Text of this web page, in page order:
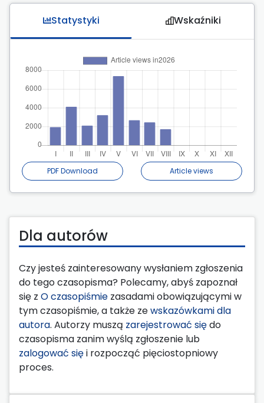
Statystyki Wskaźniki
PDF Download Article views
Dla autorów
Czy jesteś zainteresowany wysłaniem zgłoszenia
do tego czasopisma? Polecamy, abyś zapoznał
się z O czasopiśmie zasadami obowiązującymi w
tym czasopiśmie, a także zewskazówkami dla
autora. Autorzy muszą zarejestrować siędo
czasopisma zanim wyślą zgłoszenie lub
zalogować sięi rozpocząć pięciostopniowy
proces.